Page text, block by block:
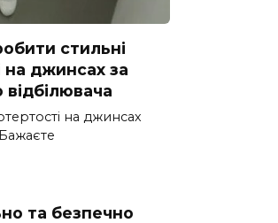
стильні
на джинсах за
на джинсах
та безпечно